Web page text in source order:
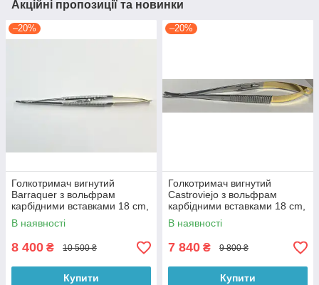
Акційні пропозиції та новинки
–20%
Голкотримач вигнутий
Barraquer з вольфрам
карбідними вставками 18 cm,
"Asa Dental" Італія
В наявності
8 400 ₴ 10 500 ₴
Купити
–20%
Голкотримач вигнутий
Castroviejo з вольфрам
карбідними вставками 18 cm,
"Asa Dental" Італія
В наявності
7 840 ₴ 9 800 ₴
Купити